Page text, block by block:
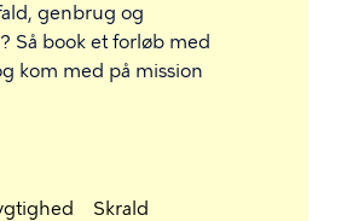
genbrug og
Så book et forløb med
kom med på mission
Skrald